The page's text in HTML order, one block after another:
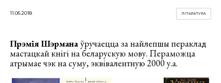
11.06.2018 ЛІТАРАТУРА
Прэмія Шэрманаўручаецца за найлепшы пераклад
мастацкай кнігі на беларускую мову. Пераможца
атрымае чэк на суму, эквівалентную 2000 у.а.